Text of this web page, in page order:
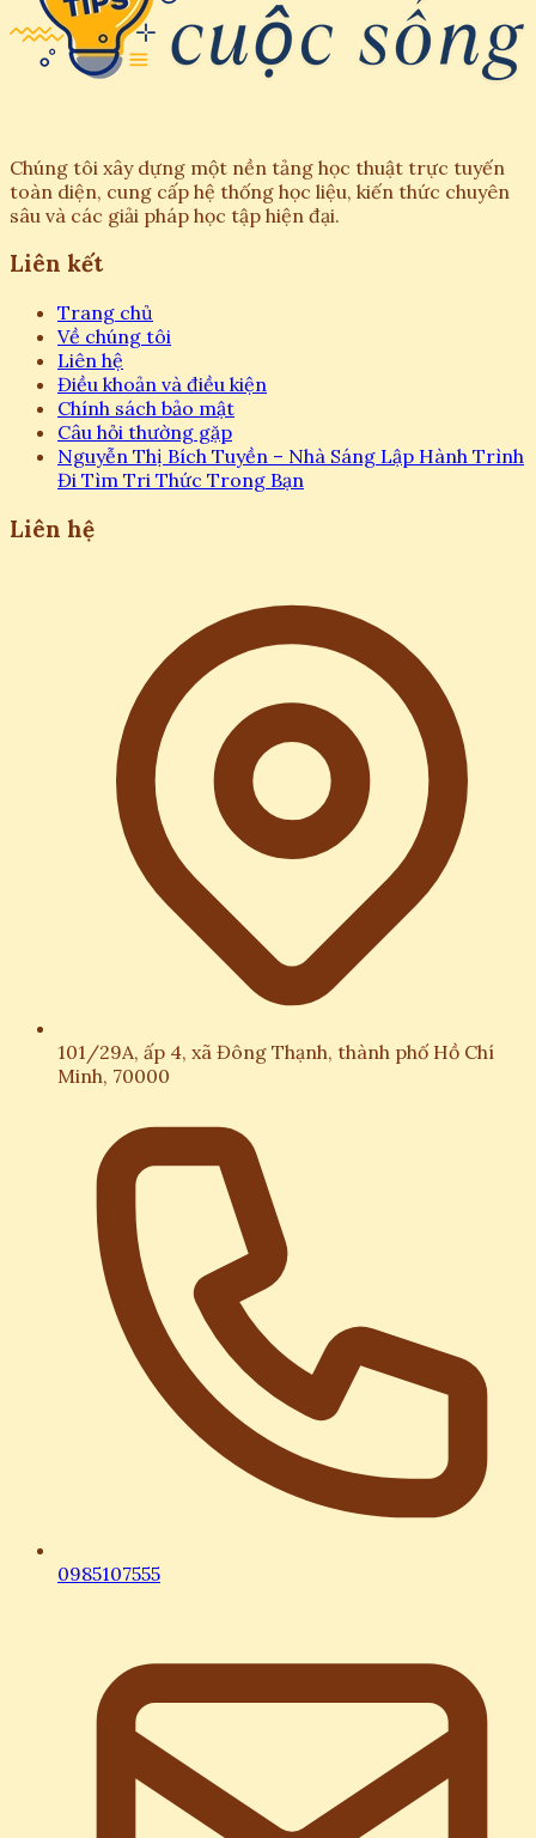
Chúng tôi xây dựng một nền tảng học thuật trực tuyến
toàn diện, cung cấp hệ thống học liệu, kiến thức chuyên
sâu và các giải pháp học tập hiện đại.
Liên kết
Trang chủ
Về chúng tôi
Liên hệ
Điều khoản và điều kiện
Chính sách bảo mật
Câu hỏi thường gặp
Nguyễn Thị Bích Tuyền – Nhà Sáng Lập Hành Trình
Đi Tìm Tri Thức Trong Bạn
Liên hệ
101/29A, ấp 4, xã Đông Thạnh, thành phố Hồ Chí
Minh, 70000
0985107555